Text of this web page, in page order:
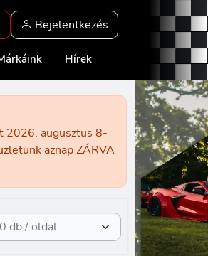
Bejelentkezés
Hírek
2026. augusztus 8-
aznap ZÁRVA